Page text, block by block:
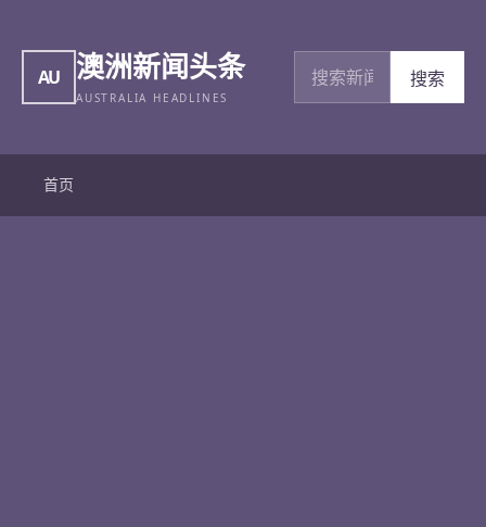
AU 澳洲新闻头条
AUSTRALIA HEADLINES
搜索新闻
搜索
首页